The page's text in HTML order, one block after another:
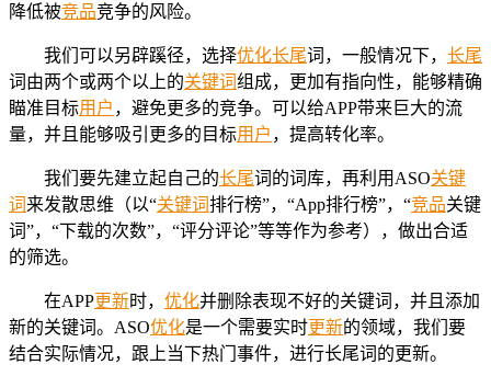
降低被竞品竞争的风险。
我们可以另辟蹊径，选择优化长尾词，一般情况下， 长尾
词由两个或两个以上的关键词组成，更加有指向性，能够精确
瞄准目标用户 ，避免更多的竞争。可以给APP带来巨大的流
量，并且能够吸引更多的目标用户 ，提高转化率。
我们要先建立起自己的长尾词的词库，再利用ASO关键
词 来发散思维（以“关键词排行榜”，“App排行榜”，“竞品关键
词”，“下载的次数”，“评分评论”等等作为参考），做出合适
的筛选。
在APP更新时， 优化并删除表现不好的关键词，并且添加
新的关键词。ASO优化是一个需要实时更新的领域，我们要
结合实际情况，跟上当下热门事件，进行长尾词的更新。